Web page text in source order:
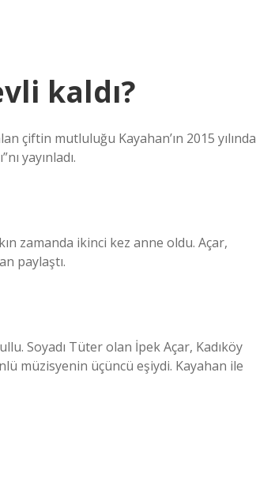
kaldı?
çiftin mutluluğu Kayahan’ın 2015 yılında
yayınladı.
zamanda ikinci kez anne oldu. Açar,
paylaştı.
Soyadı Tüter olan İpek Açar, Kadıköy
müzisyenin üçüncü eşiydi. Kayahan ile